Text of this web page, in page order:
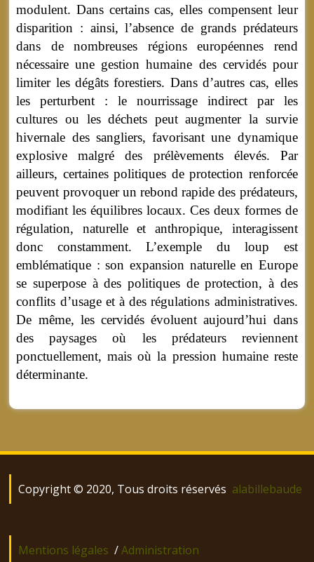
modulent. Dans certains cas, elles compensent leur
disparition : ainsi, l’absence de grands prédateurs
dans de nombreuses régions européennes rend
nécessaire une gestion humaine des cervidés pour
limiter les dégâts forestiers. Dans d’autres cas, elles
les perturbent : le nourrissage indirect par les
cultures ou les déchets peut augmenter la survie
hivernale des sangliers, favorisant une dynamique
explosive malgré des prélèvements élevés. Par
ailleurs, certaines politiques de protection renforcée
peuvent provoquer un rebond rapide des prédateurs,
modifiant les équilibres locaux. Ces deux formes de
régulation, naturelle et anthropique, interagissent
donc constamment. L’exemple du loup est
emblématique : son expansion naturelle en Europe
se superpose à des politiques de protection, à des
conflits d’usage et à des régulations administratives.
De même, les cervidés évoluent aujourd’hui dans
des paysages où les prédateurs reviennent
ponctuellement, mais où la pression humaine reste
déterminante.
Copyright © 2020, Tous droits réservés alabillebaude
Mentions légales /Administration